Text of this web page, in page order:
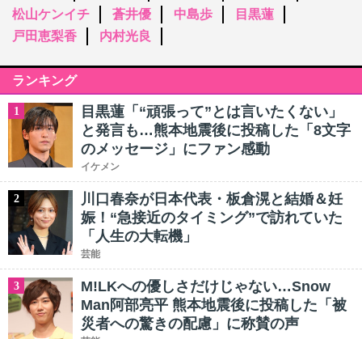
松山ケンイチ
蒼井優 中島歩
目黒蓮
戸田恵梨香
内村光良
ランキング
1
目黒蓮「“頑張って”とは言いたくない」
と発言も…熊本地震後に投稿した「8文字
のメッセージ」にファン感動
イケメン
2
川口春奈が日本代表・板倉滉と結婚＆妊
娠！“急接近のタイミング”で訪れていた
「人生の大転機」
芸能
3
M!LKへの優しさだけじゃない…Snow
Man阿部亮平 熊本地震後に投稿した「被
災者への驚きの配慮」に称賛の声